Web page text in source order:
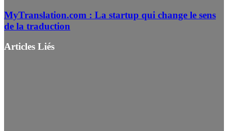
MyTranslation.com : La startup qui change le sens
de la traduction
Articles Liés